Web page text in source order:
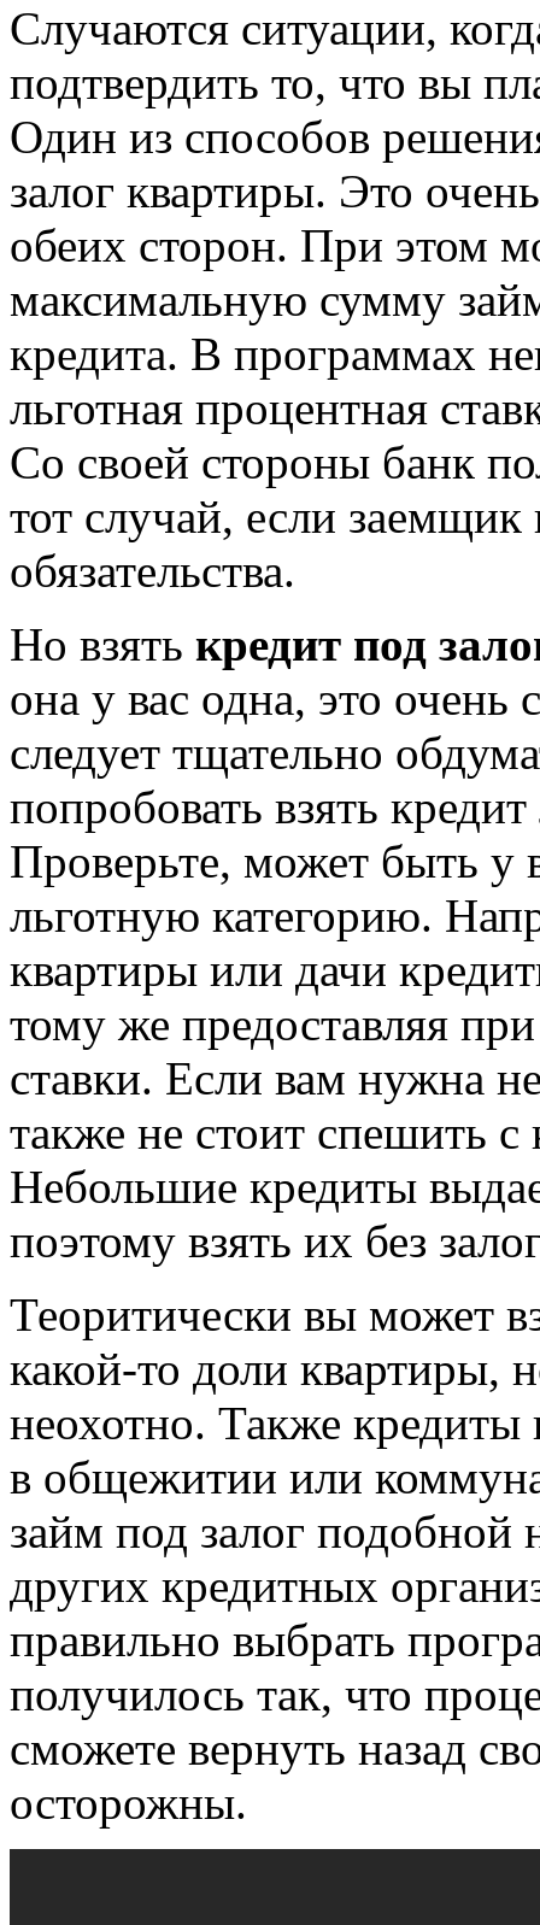
Случаются ситуации,
подтвердить то, что вы
Один из способов
залог квартиры. Это
обеих сторон. При этом
максимальную сумму
кредита. В программах
льготная процентная
Со своей стороны банк
тот случай, если
обязательства.
Но взять кредит под
она у вас одна, это очень
следует тщательно
попробовать взять
Проверьте, может быть у
льготную категорию.
квартиры или дачи
тому же предоставляя
ставки. Если вам нужна
также не стоит спешить
Небольшие кредиты
поэтому взять их без
Теоритически вы может
какой-то доли квартиры,
неохотно. Также кредиты
в общежитии или
займ под залог
других кредитных
правильно выбрать
получилось так, что
сможете вернуть назад
осторожны.